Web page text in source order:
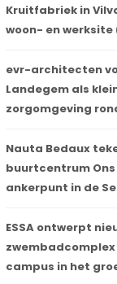
Kruitfabriek in
woon- en werksite
evr-architecten
Landegem als
zorgomgeving
Nauta Bedaux
buurtcentrum
ankerpunt in de
ESSA ontwerpt
campus in het